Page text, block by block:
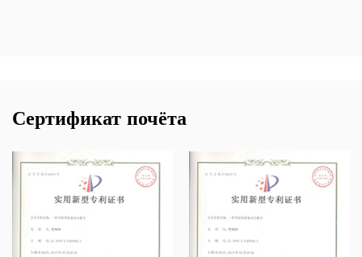
Сертификат почёта